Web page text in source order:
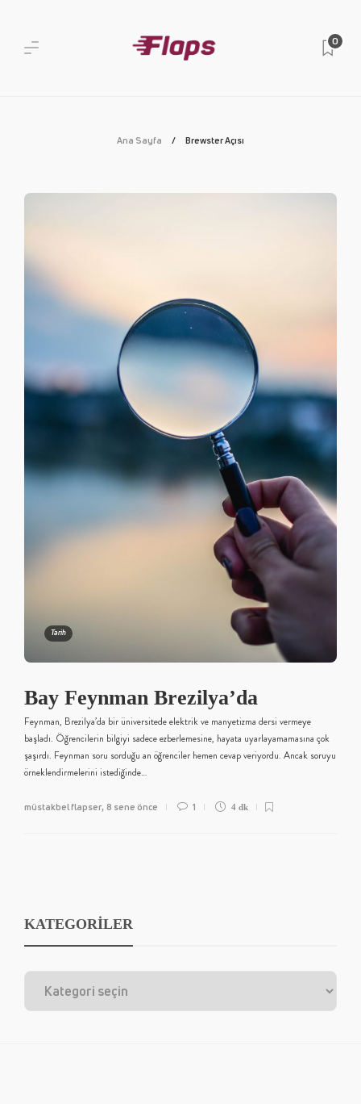
0
Ana Sayfa Brewster Açısı
Tarih
Bay Feynman Brezilya’da
Feynman, Brezilya’da bir üniversitede elektrik ve manyetizma dersi vermeye
başladı. Öğrencilerin bilgiyi sadece ezberlemesine, hayata uyarlayamamasına çok
şaşırdı. Feynman soru sorduğu an öğrenciler hemen cevap veriyordu. Ancak soruyu
örneklendirmelerini istediğinde…
müstakbel flapser, 8 sene önce 1 4 dk
KATEGORİLER